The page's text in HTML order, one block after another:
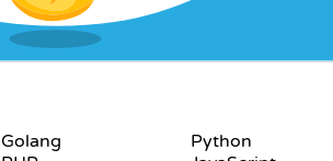
Golang
Python